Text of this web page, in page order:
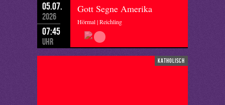
05.07.
2026
07:45
Uhr
Gott Segne Amerika
Hörmal | Reichling
katholisch